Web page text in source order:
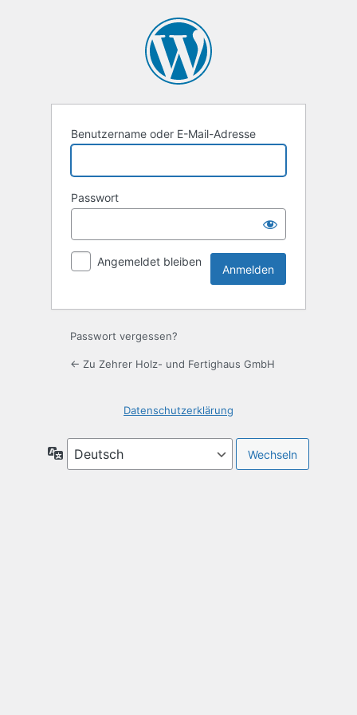
Benutzername oder E-Mail-Adresse
Passwort
Angemeldet bleiben
Passwort vergessen?
← Zu Zehrer Holz- und Fertighaus GmbH
Datenschutzerklärung
Sprache